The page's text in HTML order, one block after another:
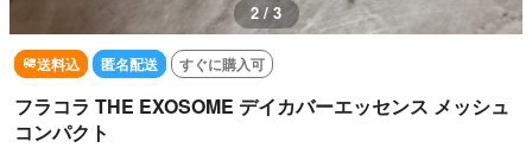
3 / 3
送料込 匿名配送 すぐに購入可
フラコラ THE EXOSOME デイカバーエッセンス メッシュ
コンパクト